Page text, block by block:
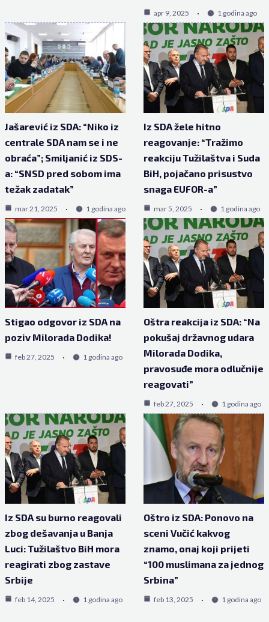
apr 9, 2025 1 godina ago
Jašarević iz SDA: “Niko iz
centrale SDA nam se i ne
obraća”; Smiljanić iz SDS-
a: “SNSD pred sobom ima
težak zadatak”
mar 21, 2025 1 godina ago
Iz SDA žele hitno
reagovanje: “Tražimo
reakciju Tužilaštva i Suda
BiH, pojačano prisustvo
snaga EUFOR-a”
mar 5, 2025 1 godina ago
Stigao odgovor iz SDA na
poziv Milorada Dodika!
feb 27, 2025 1 godina ago
Oštra reakcija iz SDA: “Na
pokušaj državnog udara
Milorada Dodika,
pravosuđe mora odlučnije
reagovati”
feb 27, 2025 1 godina ago
Iz SDA su burno reagovali
zbog dešavanja u Banja
Luci: Tužilaštvo BiH mora
reagirati zbog zastave
Srbije
feb 14, 2025 1 godina ago
Oštro iz SDA: Ponovo na
sceni Vučić kakvog
znamo, onaj koji prijeti
“100 muslimana za jednog
Srbina”
feb 13, 2025 1 godina ago